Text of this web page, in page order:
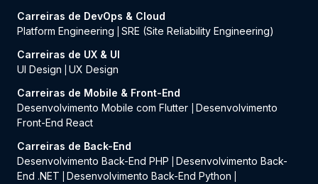
Carreiras de DevOps & Cloud
Platform Engineering
SRE (Site Reliability Engineering)
Carreiras de UX & UI
UI Design
UX Design
Carreiras de Mobile & Front-End
Desenvolvimento Mobile com Flutter
Desenvolvimento
Front-End React
Carreiras de Back-End
Desenvolvimento Back-End PHP
Desenvolvimento Back-
End .NET
Desenvolvimento Back-End Python